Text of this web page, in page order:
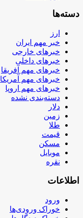
دسته‌ها
ارز
خبر مهم ایران
خبرهای خارجی
خبرهای داخلی
خبرهای مهم آفریقا
خبرهای مهم آمریکا
خبرهای مهم اروپا
دسته‌بندی نشده
دلار
زمین
طلا
قیمت
مسکن
موبایل
نقره
اطلاعات
ورود
خوراک ورودی‌ها